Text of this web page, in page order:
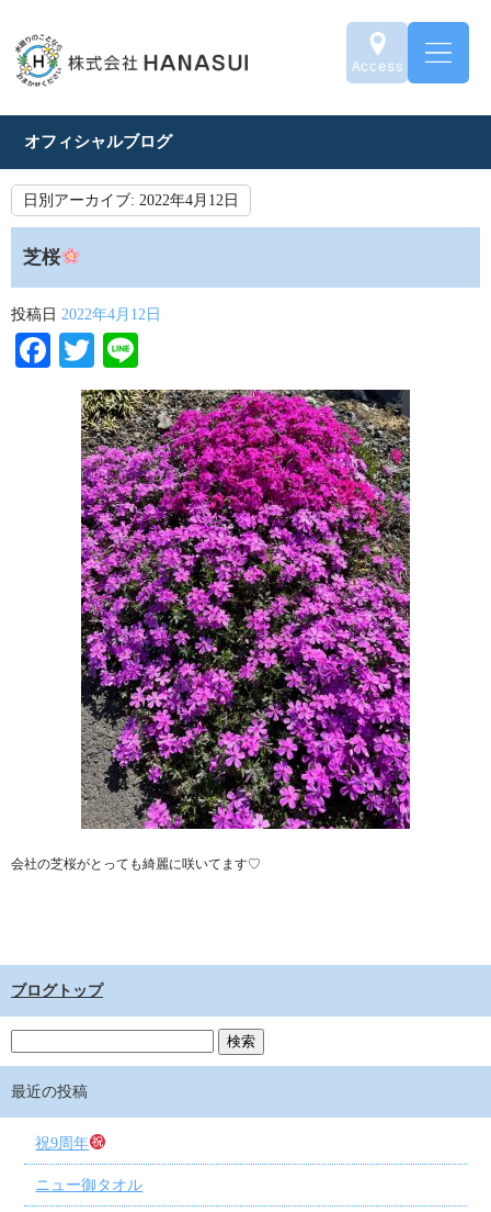
オフィシャルブログ
日別アーカイブ: 2022年4月12日
芝桜
投稿日 2022年4月12日
Facebook
Twitter
会社の芝桜がとっても綺麗に咲いてます♡
ブログトップ
最近の投稿
祝9周年
ニュー御タオル